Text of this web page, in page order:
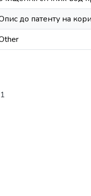
до патенту на